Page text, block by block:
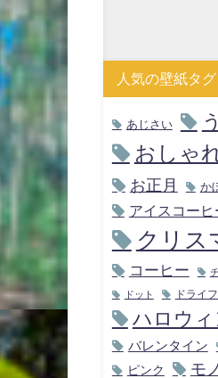
人気の壁紙タグ
あじさい
おしゃ
お正月 か
アイスコーヒ
クリス
コーヒー
ドット ドライ
ハロウィ
バレンタイン
ピンク モ